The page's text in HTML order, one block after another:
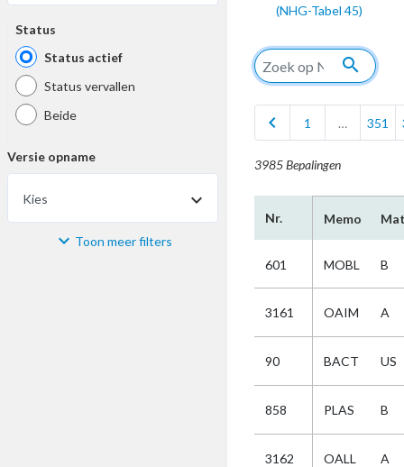
Status
Status actief
Status vervallen
Beide
Versie opname
Kies
Materiaal Toon meer filters
(NHG-Tabel 45)
search
chevron_left 1 … 351
3985 Bepalingen
Nr. Memo
601 MOBL B
3161 OAIM A
90 BACT US
858 PLAS B
3162 OALL A